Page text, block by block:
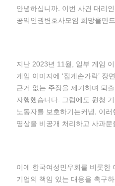
안녕하십니까. 이번 사건 대리
공익인권변호사모임 희망을만
지난 2023년 11월, 일부 게임
게임 이미지에 ‘집게손가락’ 장
근거 없는 주장을 제기하며 퇴
자행했습니다. 그럼에도 원청
노동자를 보호하기는커녕, 이
영상을 비공개 처리하고 사과문
이에 한국여성민우회를 비롯한
기업의 책임 있는 대응을 촉구